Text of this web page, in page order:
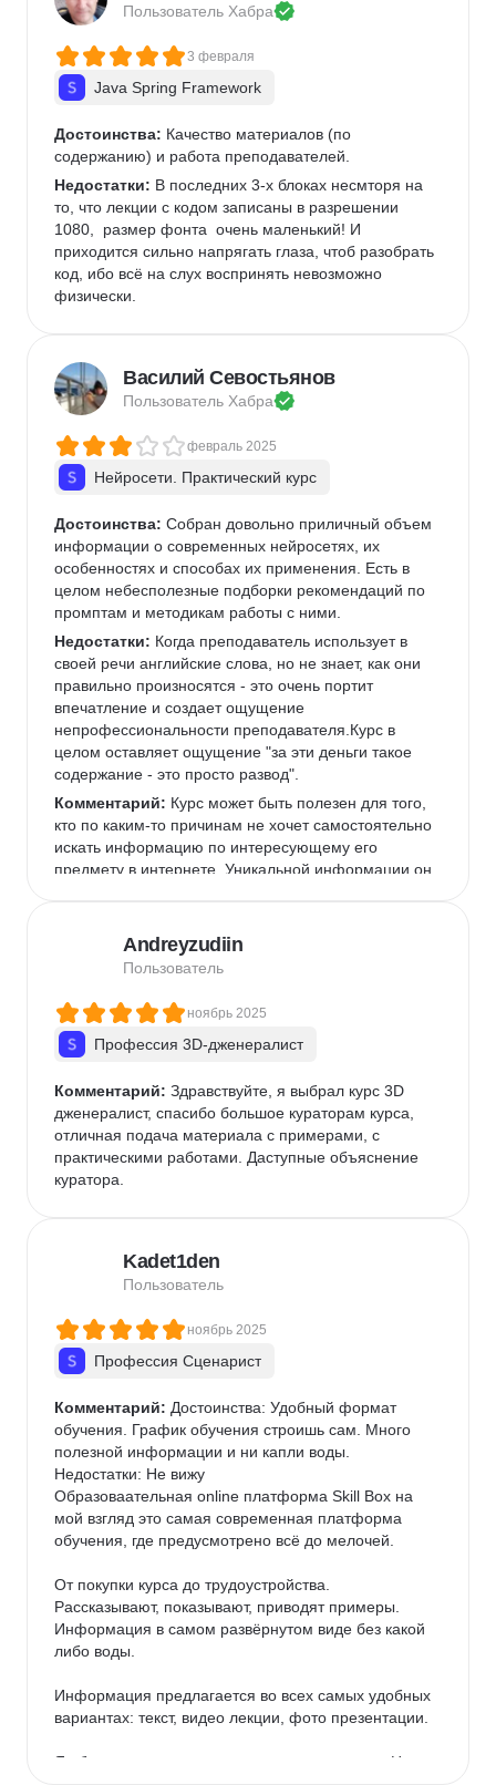
Пользователь Хабра
3 февраля
Java Spring Framework
Достоинства: Качество материалов (по
содержанию) и работа преподавателей.
Недостатки: В последних 3-х блоках несмторя на
то, что лекции с кодом записаны в разрешении
1080,  размер фонта  очень маленький! И
приходится сильно напрягать глаза, чтоб разобрать
код, ибо всё на слух воспринять невозможно
физически.
Василий Севостьянов
Пользователь Хабра
февраль 2025
Нейросети. Практический курс
Достоинства: Собран довольно приличный объем
информации о современных нейросетях, их
особенностях и способах их применения. Есть в
целом небесполезные подборки рекомендаций по
промптам и методикам работы с ними.
Недостатки: Когда преподаватель использует в
своей речи английские слова, но не знает, как они
правильно произносятся - это очень портит
впечатление и создает ощущение
непрофессиональности преподавателя.Курс в
целом оставляет ощущение "за эти деньги такое
содержание - это просто развод".
Комментарий: Курс может быть полезен для того,
кто по каким-то причинам не хочет самостоятельно
искать информацию по интересующему его
предмету в интернете. Уникальной информации он
через призму восприятия авторов.Таких денег
однозначно не стоит.
Andreyzudiin
Пользователь
ноябрь 2025
Профессия 3D-дженералист
Комментарий: Здравствуйте, я выбрал курс 3D
дженералист, спасибо большое кураторам курса,
отличная подача материала с примерами, с
практическими работами. Даступные объяснение
куратора.
Kadet1den
Пользователь
ноябрь 2025
Профессия Сценарист
Комментарий: Достоинства: Удобный формат
обучения. График обучения строишь сам. Много
полезной информации и ни капли воды.
Недостатки: Не вижу
Образоваательная online платформа Skill Box на
мой взгляд это самая современная платформа
обучения, где предусмотрено всё до мелочей.
От покупки курса до трудоустройства.
Рассказывают, показывают, приводят примеры.
Информация в самом развёрнутом виде без какой
либо воды.
Информация предлагается во всех самых удобных
вариантах: текст, видео лекции, фото презентации.
Я обучаюсь на курсе сценарного мастерства. На